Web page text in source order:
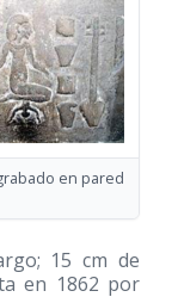
en pared
15 cm de
en 1862 por